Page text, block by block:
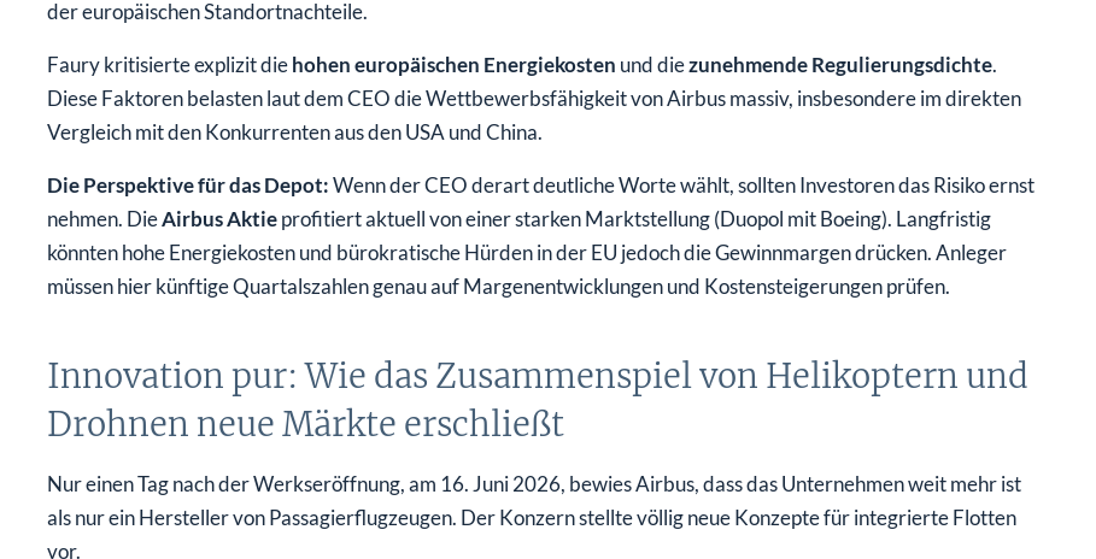
Faury kritisierte explizit die hohen europäischen Energiekosten und diezunehmende Regulierungsdichte.
Diese Faktoren belasten laut dem CEO die Wettbewerbsfähigkeit von Airbus massiv, insbesondere im direkten
Vergleich mit den Konkurrenten aus den USA und China.
Die Perspektive für das Depot:Wenn der CEO derart deutliche Worte wählt, sollten Investoren das Risiko ernst
nehmen. Die Airbus Aktieprofitiert aktuell von einer starken Marktstellung (Duopol mit Boeing). Langfristig
könnten hohe Energiekosten und bürokratische Hürden in der EU jedoch die Gewinnmargen drücken. Anleger
müssen hier künftige Quartalszahlen genau auf Margenentwicklungen und Kostensteigerungen prüfen.
Innovation pur: Wie das Zusammenspiel von Helikoptern und
Drohnen neue Märkte erschließt
Nur einen Tag nach der Werkseröffnung, am 16. Juni 2026, bewies Airbus, dass das Unternehmen weit mehr ist
als nur ein Hersteller von Passagierflugzeugen. Der Konzern stellte völlig neue Konzepte für integrierte Flotten
vor.